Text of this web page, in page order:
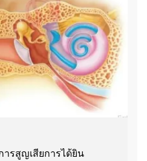
ารสูญเสียการได้ยิน